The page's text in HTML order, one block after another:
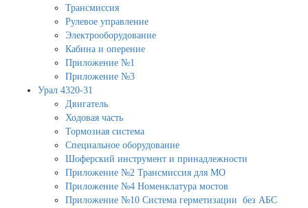
Трансмиссия
Рулевое управление
Электрооборудование
Кабина и оперение
Приложение №1
Приложение №3
Урал 4320-31
Двигатель
Ходовая часть
Тормозная система
Специальное оборудование
Шоферский инструмент и принадлежности
Приложение №2 Трансмиссия для МО
Приложение №4 Номенклатура мостов
Приложение №10 Система герметизации без АБС